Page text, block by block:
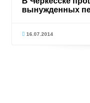
вынужденных
16.07.2014